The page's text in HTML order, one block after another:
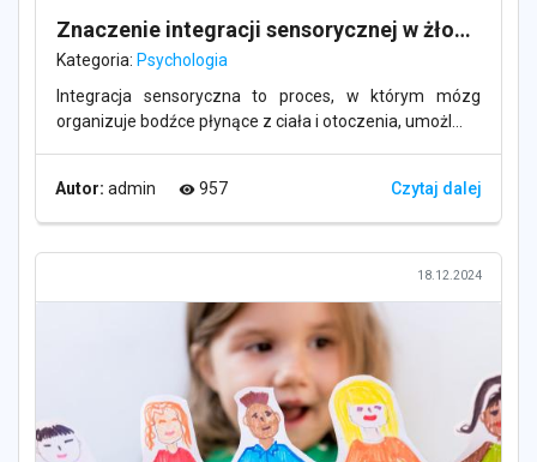
Znaczenie integracji sensorycznej w żłobkach: praktyczne podejście
Kategoria: Psychologia
Integracja sensoryczna to proces, w którym mózg
organizuje bodźce płynące z ciała i otoczenia, umożl...
Autor: admin visibility 957 Czytaj dalej
18.12.2024